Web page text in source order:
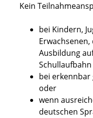
Kein
bei Kindern,
Ausbildung
bei
oder
wenn
deutschen